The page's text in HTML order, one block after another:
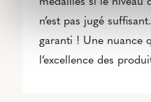
médailles si le niveau
n’est pas jugé
garanti ! Une nuance
l’excellence des